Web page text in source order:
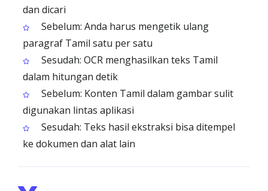
dan dicari
Sebelum: Anda harus mengetik ulang
paragraf Tamil satu per satu
Sesudah: OCR menghasilkan teks Tamil
dalam hitungan detik
Sebelum: Konten Tamil dalam gambar sulit
digunakan lintas aplikasi
Sesudah: Teks hasil ekstraksi bisa ditempel
ke dokumen dan alat lain